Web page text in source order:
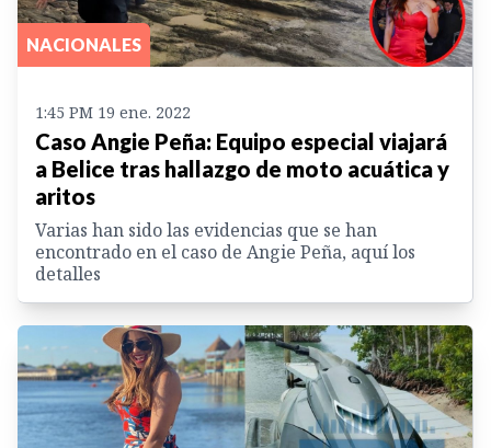
NACIONALES
1:45 PM 19 ene. 2022
Caso Angie Peña: Equipo especial viajará
a Belice tras hallazgo de moto acuática y
aritos
Varias han sido las evidencias que se han
encontrado en el caso de Angie Peña, aquí los
detalles